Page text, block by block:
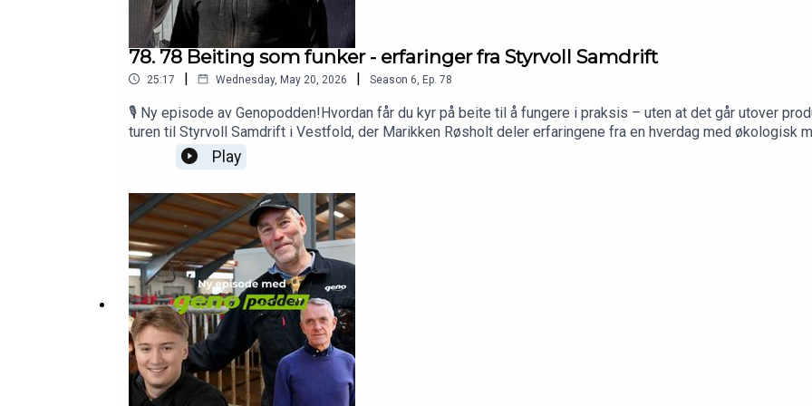
78. 78 Beiting som funker - erfaringer fra Styrvoll Samdrift
25:17 | Wednesday, May 20, 2026 | Season 6 Ep. 78
🎙️ Ny episode av Genopodden!Hvordan får du kyr på beite til å fungere i praksis – uten at det går utover
turen til Styrvoll Samdrift i Vestfold, der Marikken Røsholt deler erfaringene fra en hverdag med økologisk
der beite er en viktig del av fôrgrunnlaget – ikke bare en «luftetur».Her får du høre hvordan de har tilrettelagt
melkeroboten effektivt, hvorfor de har valgt å «lære opp» kvigene gjennom egne beitekurs, og hvordan
episoden nå og bli inspirert!
Play